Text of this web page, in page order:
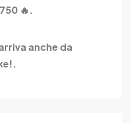
🔥.
anche da